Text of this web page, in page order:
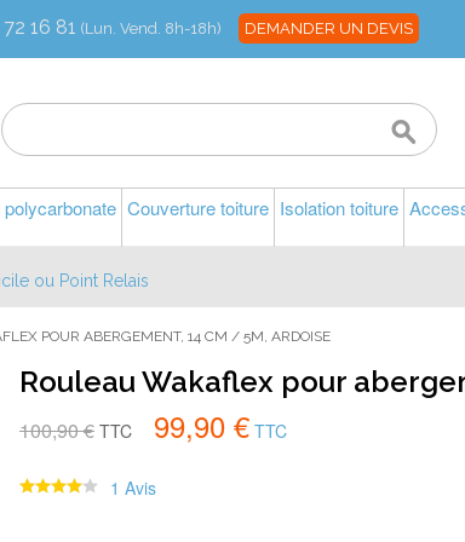
16 81 (Lun. Vend. 8h-18h) DEMANDER UN DEVIS
polycarbonate Couverture toiture Isolation toiture
ou Point Relais
POUR ABERGEMENT, 14 CM / 5M, ARDOISE
Rouleau Wakaflex pour
100,90 € TTC 99,90 € TTC
1 Avis